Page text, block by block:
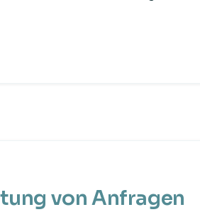
von Anfragen